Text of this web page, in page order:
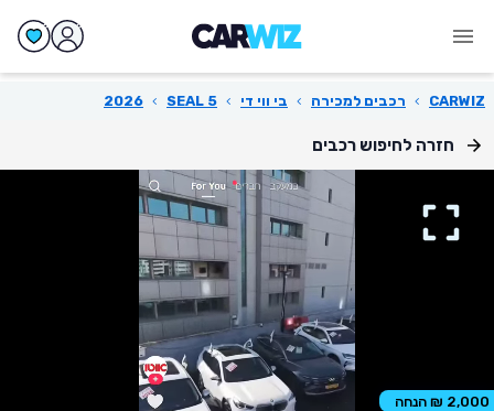
CARWIZ
› רכבים למכירה › בי ווי די ›
SEAL 5
›
2026
חזרה לחיפוש רכבים
2,000 ₪ הנחה